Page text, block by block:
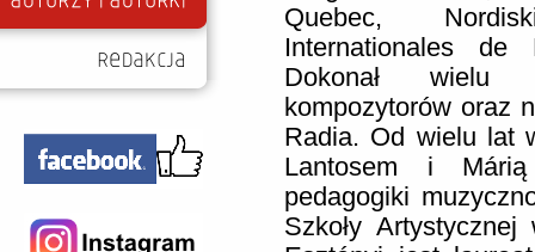
Quebec,
Internationales de
Dokonał wielu
kompozytorów oraz
Radia. Od wielu lat
Lantosem i
pedagogiki
Szkoły